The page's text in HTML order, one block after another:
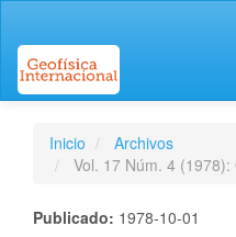
Contenido
principal
Barra
Inicio
Archivos
Vol. 17 Núm. 4
Publicado: 1978-10-01